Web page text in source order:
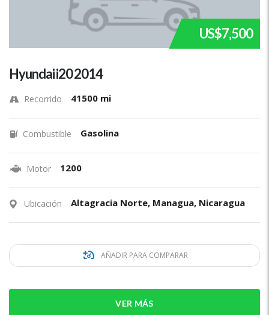
US$7,500
Hyundai i20 2014
Recorrido 41500 mi
Combustible Gasolina
Motor 1200
Ubicación Altagracia Norte, Managua, Nicaragua
AÑADIR PARA COMPARAR
VER MÁS